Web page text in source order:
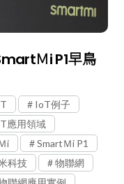
Ｍi P1早鳥
IoT例子
應用領域
i
SmartＭi P1
科技
物聯網